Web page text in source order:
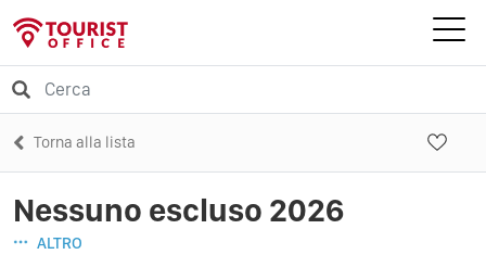
Torna alla lista
Nessuno escluso 2026
ALTRO